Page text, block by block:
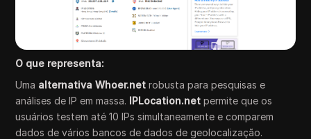
O que representa:
Uma alternativa Whoer.net robusta para pesquisas e
análises de IP em massa. IPLocation.net permite que os
usuários testem até 10 IPs simultaneamente e comparem
dados de vários bancos de dados de geolocalização.